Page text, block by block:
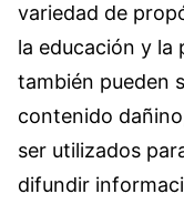
variedad de
la educación y la
también pueden
contenido
ser utilizados
difundir